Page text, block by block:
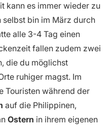
kann es immer wieder zu
selbst bin im März durch
alle 3-4 Tag einen
fallen zudem zwei
die du möglichst
ruhiger magst. Im
Touristen während der
auf die Philippinen,
Ostern in ihrem eigenen